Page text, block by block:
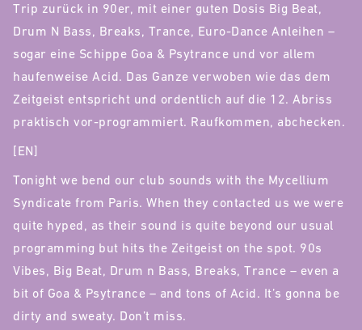
Trip zurück in 90er, mit einer guten Dosis Big Beat,
Drum N Bass, Breaks, Trance, Euro-Dance Anleihen –
sogar eine Schippe Goa & Psytrance und vor allem
haufenweise Acid. Das Ganze verwoben wie das dem
Zeitgeist entspricht und ordentlich auf die 12. Abriss
praktisch vor-programmiert. Raufkommen, abchecken.
[EN]
Tonight we bend our club sounds with the Mycellium
Syndicate from Paris. When they contacted us we were
quite hyped, as their sound is quite beyond our usual
programming but hits the Zeitgeist on the spot. 90s
Vibes, Big Beat, Drum n Bass, Breaks, Trance – even a
bit of Goa & Psytrance – and tons of Acid. It’s gonna be
dirty and sweaty. Don’t miss.